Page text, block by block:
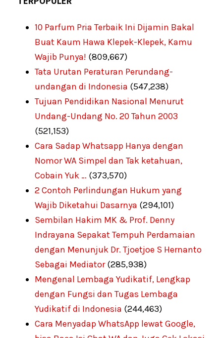
10 Parfum Pria Terbaik Ini Dijamin Bakal
Buat Kaum Hawa Klepek-Klepek, Kamu
Wajib Punya! (809,667)
Tata Urutan Peraturan Perundang-
undangan di Indonesia (547,238)
Tujuan Pendidikan Nasional Menurut
Undang-Undang No. 20 Tahun 2003
(521,153)
Cara Sadap Whatsapp Hanya dengan
Nomor WA Simpel dan Tak ketahuan,
Cobain Yuk … (373,570)
2 Contoh Perlindungan Hukum yang
Wajib Diketahui Dasarnya (294,101)
Sembilan Hakim MK & Prof. Denny
Indrayana Sepakat Tempuh Perdamaian
dengan Menunjuk Dr. Tjoetjoe S Hernanto
Sebagai Mediator (285,938)
Mengenal Lembaga Yudikatif, Lengkap
dengan Fungsi dan Tugas Lembaga
Yudikatif di Indonesia (244,463)
Cara Menyadap WhatsApp lewat Google,